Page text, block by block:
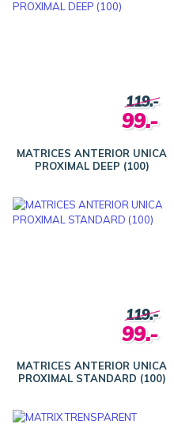
MATRICES ANTERIOR UNICA
PROXIMAL DEEP (100)
119.-
99.-
MATRICES ANTERIOR UNICA
PROXIMAL STANDARD (100)
119.-
99.-